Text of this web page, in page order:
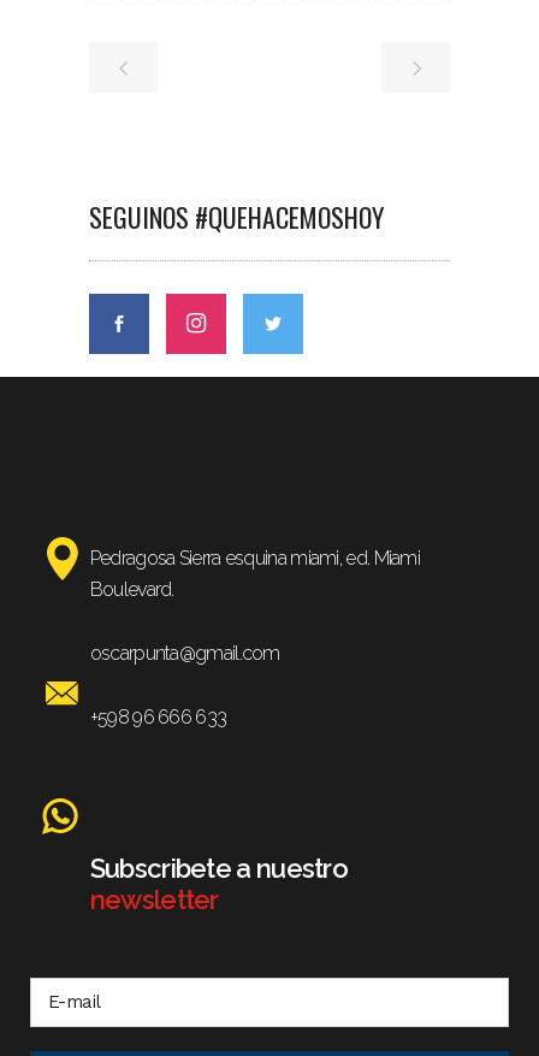
SEGUINOS #QUEHACEMOSHOY
Pedragosa Sierra esquina miami, ed. Miami
Boulevard.
oscarpunta@gmail.com
+598 96 666 633
Subscribete a nuestro
newsletter